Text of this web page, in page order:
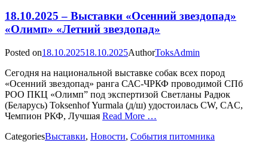
18.10.2025 – Выставки «Осенний звездопад»
«Олимп» «Летний звездопад»
Posted on18.10.202518.10.2025AuthorToksAdmin
Сегодня на национальной выставке собак всех пород
«Осенний звездопад» ранга САС-ЧРКФ проводимой СПб
РОО ПКЦ «Олимп” под экспертизой Светланы Радюк
(Беларусь) Toksenhof Yurmala (д/ш) удостоилась CW, CAC,
Чемпион РКФ, Лучшая Read More …
CategoriesВыставки, Новости, События питомника